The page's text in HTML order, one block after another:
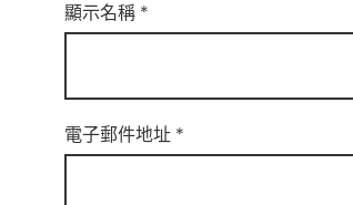
顯示名稱 *
電子郵件地址 *